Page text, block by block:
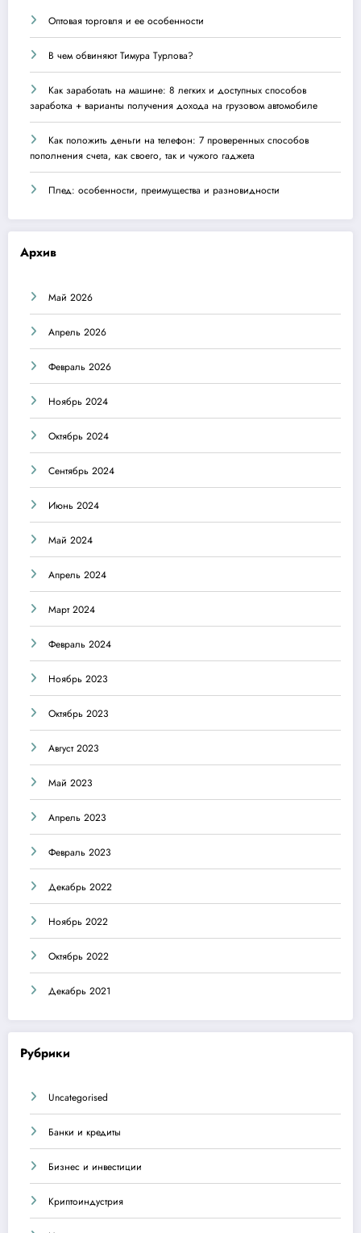
Оптовая торговля и ее особенности
В чем обвиняют Тимура Турлова?
Как заработать на машине: 8 легких и доступных способов
заработка + варианты получения дохода на грузовом автомобиле
Как положить деньги на телефон: 7 проверенных способов
пополнения счета, как своего, так и чужого гаджета
Плед: особенности, преимущества и разновидности
Архив
Май 2026
Апрель 2026
Февраль 2026
Ноябрь 2024
Октябрь 2024
Сентябрь 2024
Июнь 2024
Май 2024
Апрель 2024
Март 2024
Февраль 2024
Ноябрь 2023
Октябрь 2023
Август 2023
Май 2023
Апрель 2023
Февраль 2023
Декабрь 2022
Ноябрь 2022
Октябрь 2022
Декабрь 2021
Рубрики
Uncategorised
Банки и кредиты
Бизнес и инвестиции
Криптоиндустрия